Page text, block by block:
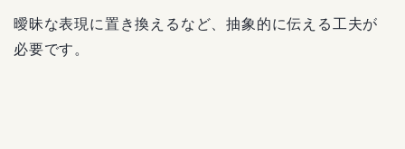
曖昧な表現に置き換えるなど、抽象的に伝える工夫が
必要です。